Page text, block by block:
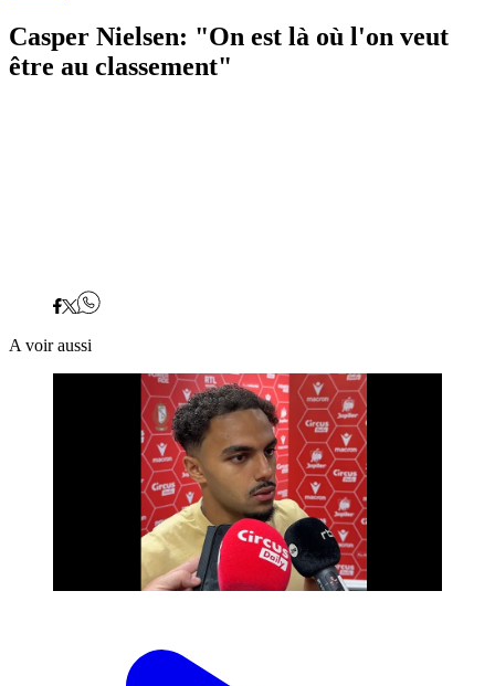
Casper Nielsen: "On est là où l'on veut
être au classement"
A voir aussi